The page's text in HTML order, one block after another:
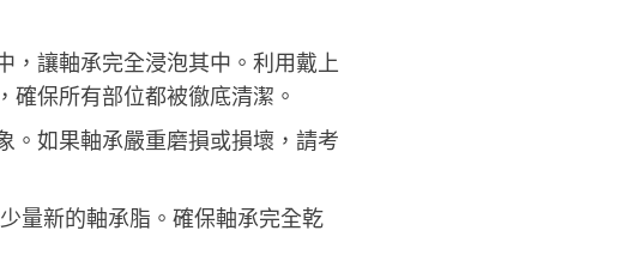
，讓軸承完全浸泡其中。利用戴上
確保所有部位都被徹底清潔。
。如果軸承嚴重磨損或損壞，請考
量新的軸承脂。確保軸承完全乾